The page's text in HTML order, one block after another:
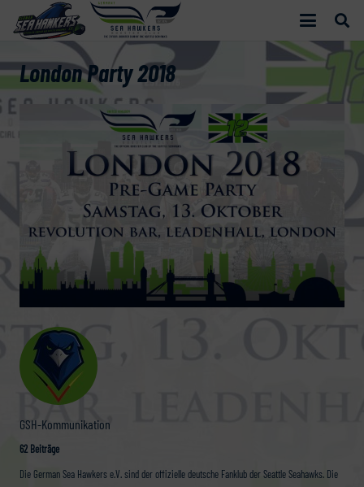
GSH-Kommunikation
62 Beiträge
Die German Sea Hawkers e.V. sind der offizielle deutsche Fanklub der Seattle Seahawks. Die
London Party 2018